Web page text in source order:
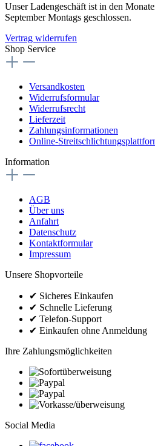
Unser Ladengeschäft ist in den
September Montags geschlossen.
Vertrag widerrufen
Shop Service
Versandkosten
Widerrufsformular
Widerrufsrecht
Lieferzeit
Zahlungsinformationen
Online-
Information
AGB
Über uns
Anfahrt
Datenschutz
Kontaktformular
Impressum
Unsere Shopvorteile
✔ Sicheres Einkaufen
✔ Schnelle Lieferung
✔ Telefon-Support
✔ Einkaufen ohne Anmeldung
Ihre Zahlungsmöglichkeiten
Social Media